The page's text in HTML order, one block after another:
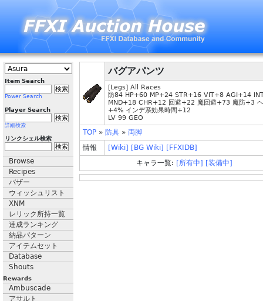
Item Search
Power Search
Player Search
詳細検索
リンクシェル検索
Browse
Recipes
バザー
ウィッシュリスト
XNM
レリック所持一覧
達成ランキング
納品パターン
アイテムセット
Database
Shouts
Rewards
Ambuscade
アサルト
バグアパンツ
[Legs] All Races
防84 HP+60 MP+24 STR+16 VIT+8 AGI+14
MND+18 CHR+12 回避+22 魔回避+73 魔防+3
+4% インデ系効果時間+12
LV 99 GEO
TOP » 防具 » 両脚
情報
[Wiki] [BG Wiki] [FFXIDB]
キャラ一覧: [所有中] [装備中]